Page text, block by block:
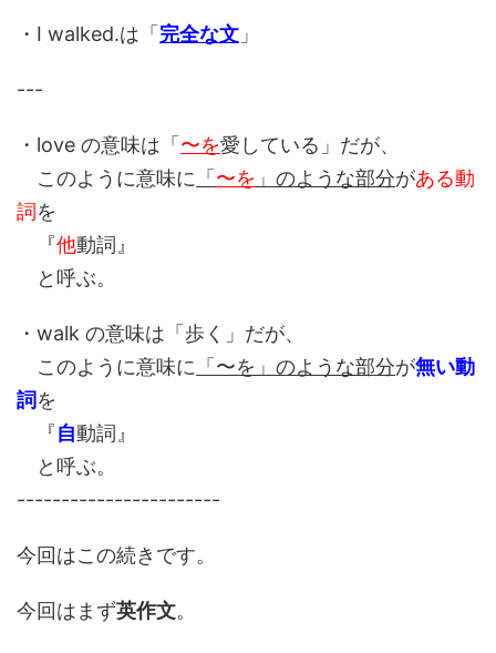
・I walked.は「 完全な文 」
---
・love の意味は「 〜を愛している」だが、
このように意味に 「 〜を 」のような部分がある動
詞を
『他動詞』
と呼ぶ。
・walk の意味は「歩く」だが、
このように意味に 「〜を」のような部分が無い動
詞を
『自動詞』
と呼ぶ。
-----------------------
今回はこの続きです。
今回はまず英作文。